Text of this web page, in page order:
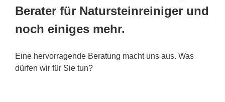
Berater für Natursteinreiniger und
noch einiges mehr.
Eine hervorragende Beratung macht uns aus. Was
dürfen wir für Sie tun?